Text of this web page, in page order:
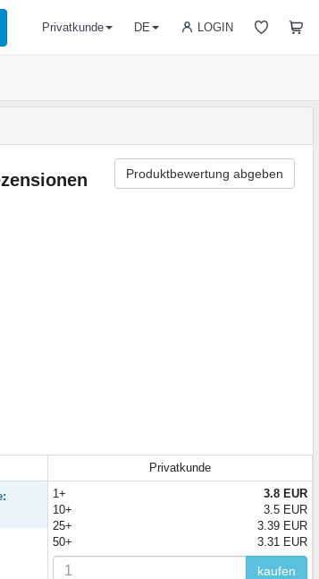
LOGIN
Privatkunde DE
Produktbewertung abgeben
Privatkunde
1+
3.8 EUR
10+
3.5 EUR
25+
3.39 EUR
50+
3.31 EUR
kaufen